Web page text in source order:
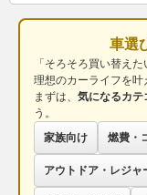
車選
「そろそろ買い替え
理想のカーライフを叶
まずは、 気になるカテ
う。
家族向け
燃費・
アウトドア・レジャ